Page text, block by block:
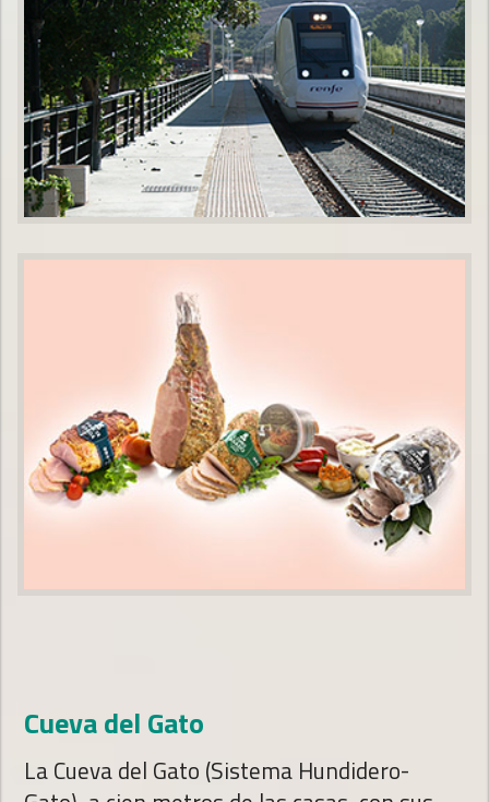
Cueva del Gato
La Cueva del Gato (Sistema Hundidero-